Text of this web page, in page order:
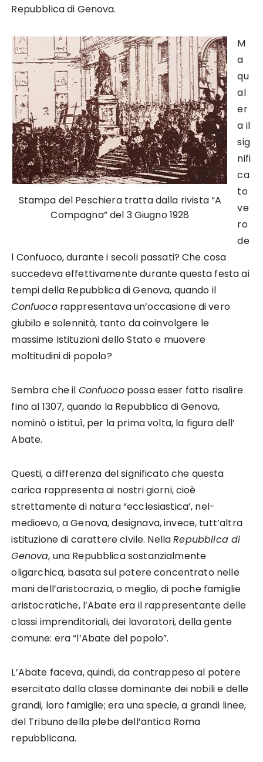
Repubblica di Genova.
Stampa del Peschiera tratta dalla rivista “A
Compagna” del 3 Giugno 1928
M
a
qu
al
er
a il
sig
nifi
ca
to
ve
ro
de
l Con­fuoco, durante i secoli passati? Che cosa
succedeva effettivamente durante questa festa ai
tem­pi della Repubblica di Genova, quando il
Confuocorappresen­tava un’occasione di vero
giubilo e solennità, tanto da coinvolgere le
massime Istitu­zioni dello Stato e muovere
moltitudini di popolo?
Sembra che il Confuocopossa esser fatto risalire
fino al 1307, quando la Repubblica di Genova,
nominò o istituì, per la prima volta, la figura dell’
Abate.
Questi, a differenza del significato che questa
carica rappresenta ai nostri giorni, cioè
strettamente di natura “ecclesiastica’, nel­
medioevo, a Genova, designava, invece, tutt’altra
istituzione di carattere civile. NellaRepubblica di
Genova, una Repubblica sostanzialmente
oligarchica, basata sul potere concentrato nelle
mani dell’aristocrazia, o meglio, di poche famiglie
aristocratiche, l’Abate era il rappresentante delle
classi imprenditoriali, dei lavoratori, della gente
comune: era “l’Abate del popolo”.
L’Abate faceva, quindi, da contrappeso al potere
esercitato dalla classe dominante dei nobili e delle
grandi, loro fami­glie; era una specie, a grandi linee,
del Tribuno della plebe dell’antica Roma
repubblicana.